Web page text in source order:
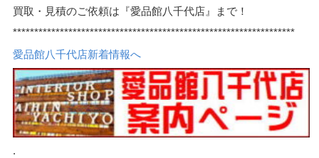
買取・見積のご依頼は『愛品館八千代店』まで！
******************************************************************
愛品館八千代店新着情報へ
.